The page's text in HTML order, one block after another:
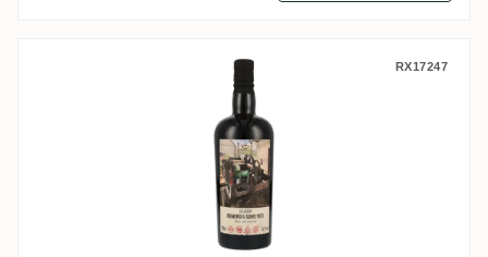
Romero & Sons FRC Ecuador (Kirsch
RX17247